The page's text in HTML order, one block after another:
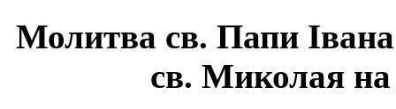
Молитва св. Папи
св. Миколая на